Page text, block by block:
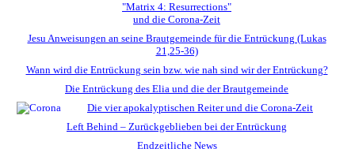
"Matrix 4: Resurrections"
und die Corona-Zeit
Jesu Anweisungen an seine Brautgemeinde für die Entrückung (Lukas
21,25-36)
Wann wird die Entrückung sein bzw. wie nah sind wir der Entrückung?
Die Entrückung des Elia und die der Brautgemeinde
Die vier apokalyptischen Reiter und die Corona-Zeit
Left Behind – Zurückgeblieben bei der Entrückung
Endzeitliche News